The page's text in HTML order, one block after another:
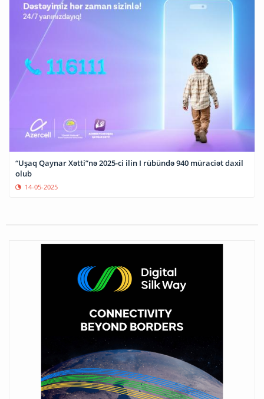
“Uşaq Qaynar Xətti”nə 2025-ci ilin I rübündə 940 müraciət daxil
olub
14-05-2025